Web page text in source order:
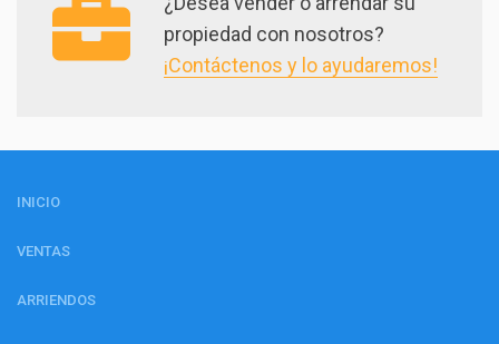
propiedad con nosotros?
¡Contáctenos y lo ayudaremos!
INICIO
VENTAS
ARRIENDOS